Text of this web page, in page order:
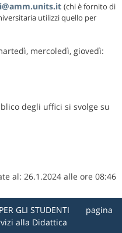
(chi è fornito di
utilizzi quello per
mercoledì, giovedì:
degli uffici si svolge su
al: 26.1.2024 alle ore 08:46
GLI STUDENTI
pagina
alla Didattica